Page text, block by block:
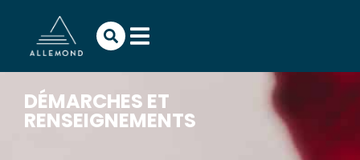
DÉMARCHES ET
RENSEIGNEMENTS